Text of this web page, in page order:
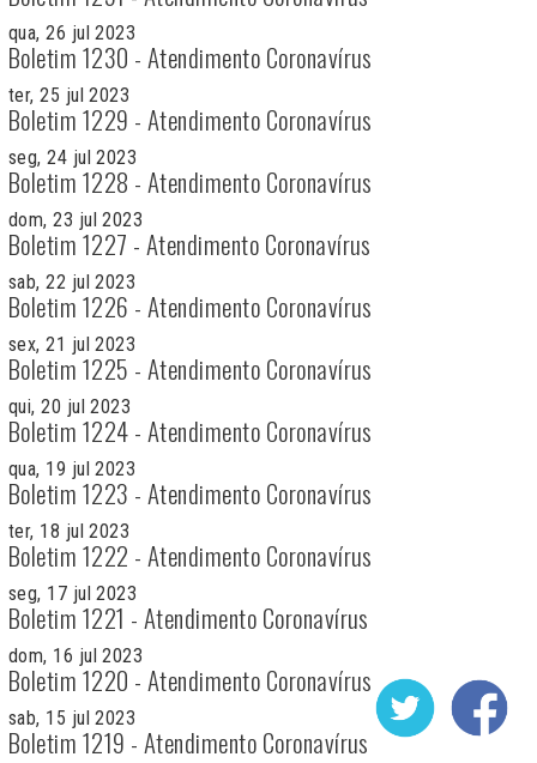
qua, 26 jul 2023
Boletim 1230 - Atendimento Coronavírus
ter, 25 jul 2023
Boletim 1229 - Atendimento Coronavírus
seg, 24 jul 2023
Boletim 1228 - Atendimento Coronavírus
dom, 23 jul 2023
Boletim 1227 - Atendimento Coronavírus
sab, 22 jul 2023
Boletim 1226 - Atendimento Coronavírus
sex, 21 jul 2023
Boletim 1225 - Atendimento Coronavírus
qui, 20 jul 2023
Boletim 1224 - Atendimento Coronavírus
qua, 19 jul 2023
Boletim 1223 - Atendimento Coronavírus
ter, 18 jul 2023
Boletim 1222 - Atendimento Coronavírus
seg, 17 jul 2023
Boletim 1221 - Atendimento Coronavírus
dom, 16 jul 2023
Boletim 1220 - Atendimento Coronavírus
sab, 15 jul 2023
Boletim 1219 - Atendimento Coronavírus